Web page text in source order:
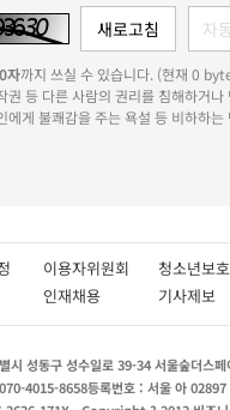
자까지 쓰실 수 있습니다. (현재 0
권 등 다른 사람의 권리를 침해하거
에게 불쾌감을 주는 욕설 등 비하하
정 이용자위원회 청소년
인재채용 기사제
시 성동구 성수일로 39-34 서울숲더스
4015-8658등록번호 : 서울 아 02897